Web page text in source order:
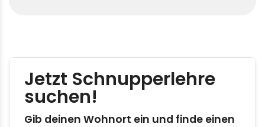
Gib deinen Wohnort ein und finde einen